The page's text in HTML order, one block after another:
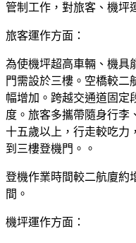
管制工作，對旅客、機坪
旅客運作方面：
為使機坪超高車輛、機具
門需設於三樓。空橋較二
幅增加。跨越交通道固定
度。旅客多攜帶隨身行李
十五歲以上，行走較吃力
到三樓登機門。。
登機作業時間較二航廈約
間。
機坪運作方面：